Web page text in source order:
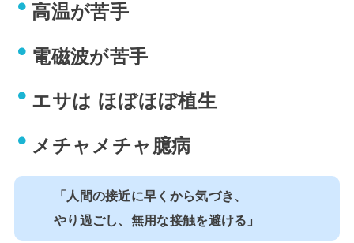
高温が苦手
電磁波が苦手
エサは ほぼほぼ植生
メチャメチャ臆病
「人間の接近に早くから気づき、
やり過ごし、無用な接触を避ける」